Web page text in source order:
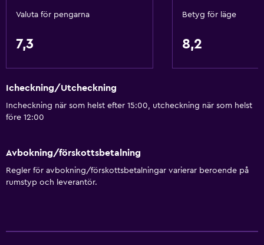
Valuta för pengarna
7,3
Betyg för läge
8,2
Icheckning/Utcheckning
Incheckning när som helst efter 15:00, utcheckning när som helst
före 12:00
Avbokning/förskottsbetalning
Regler för avbokning/förskottsbetalningar varierar beroende på
rumstyp och leverantör.